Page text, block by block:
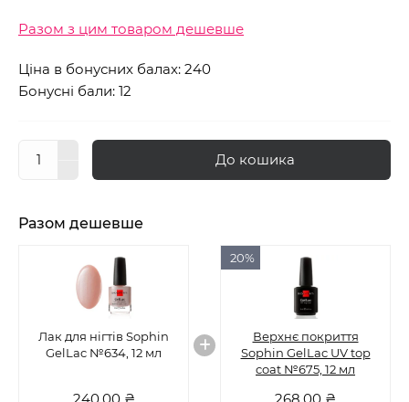
Разом з цим товаром дешевше
Ціна в бонусних балах: 240
Бонусні бали: 12
До кошика
Разом дешевше
Лак для нігтів Sophin
GelLac №634, 12 мл
20%
Верхнє покриття
Sophin GelLac UV top
coat №675, 12 мл